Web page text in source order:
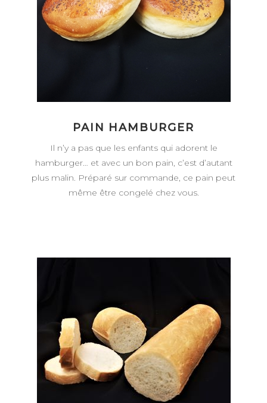
PAIN HAMBURGER
Il n’y a pas que les enfants qui adorent le
hamburger… et avec un bon pain, c’est d’autant
plus malin. Préparé sur commande, ce pain peut
même être congelé chez vous.